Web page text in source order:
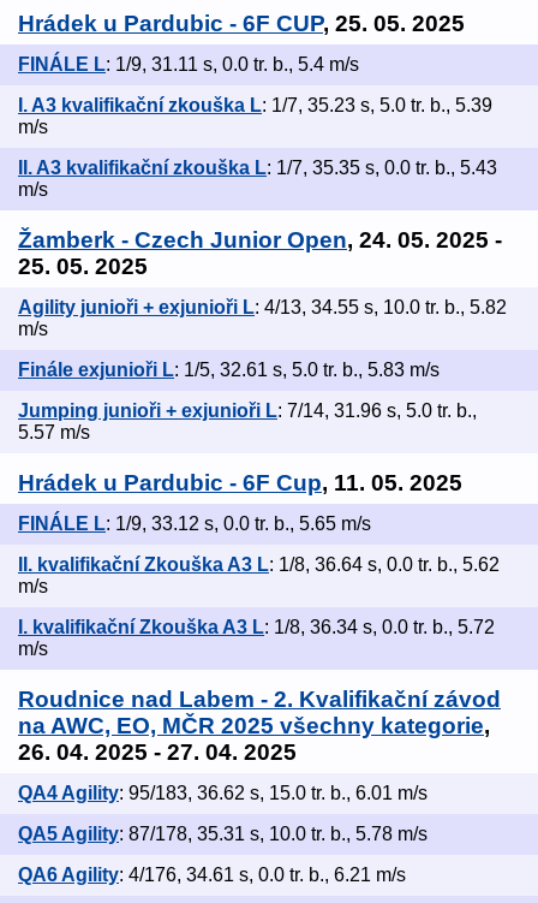
Hrádek u Pardubic - 6F CUP, 25. 05. 2025
FINÁLE L: 1/9, 31.11 s, 0.0 tr. b., 5.4 m/s
I. A3 kvalifikační zkouška L: 1/7, 35.23 s, 5.0 tr. b., 5.39
m/s
II. A3 kvalifikační zkouška L: 1/7, 35.35 s, 0.0 tr. b., 5.43
m/s
Žamberk - Czech Junior Open, 24. 05. 2025 -
25. 05. 2025
Agility junioři + exjunioři L: 4/13, 34.55 s, 10.0 tr. b., 5.82
m/s
Finále exjunioři L: 1/5, 32.61 s, 5.0 tr. b., 5.83 m/s
Jumping junioři + exjunioři L: 7/14, 31.96 s, 5.0 tr. b.,
5.57 m/s
Hrádek u Pardubic - 6F Cup, 11. 05. 2025
FINÁLE L: 1/9, 33.12 s, 0.0 tr. b., 5.65 m/s
II. kvalifikační Zkouška A3 L: 1/8, 36.64 s, 0.0 tr. b., 5.62
m/s
I. kvalifikační Zkouška A3 L: 1/8, 36.34 s, 0.0 tr. b., 5.72
m/s
Roudnice nad Labem - 2. Kvalifikační závod
na AWC, EO, MČR 2025 všechny kategorie,
26. 04. 2025 - 27. 04. 2025
QA4 Agility: 95/183, 36.62 s, 15.0 tr. b., 6.01 m/s
QA5 Agility: 87/178, 35.31 s, 10.0 tr. b., 5.78 m/s
QA6 Agility: 4/176, 34.61 s, 0.0 tr. b., 6.21 m/s